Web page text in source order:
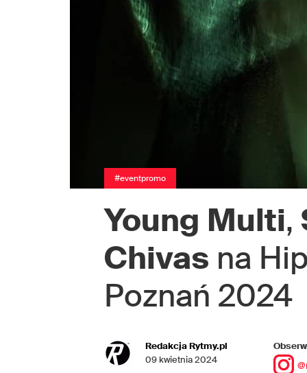
#eventpromo
Young Multi,
Chivas na
Poznań 2024
Redakcja Rytmy.pl
09 kwietnia 2024